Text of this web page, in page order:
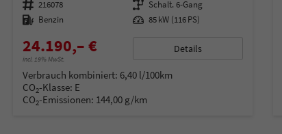
Fahrzeugnummer 216078 Getriebe Schalt. 6-Gang
Kraftstoff Benzin Leistung 85 kW (116 PS)
24.190,– €
incl. 19% MwSt.
Details
Verbrauch kombiniert: 6,40 l/100km
CO2-Klasse: E
CO2-Emissionen: 144,00 g/km